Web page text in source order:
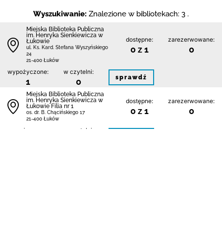
Wyszukiwanie: Znalezione w bibliotekach: 3 .
Miejska Biblioteka Publiczna
im. Henryka Sienkiewicza w
Łukowie
ul. Ks. Kard. Stefana Wyszyńskiego
24
21-400 Łuków
dostępne:
0 z 1
zarezerwowane:
0
wypożyczone:
1
w czytelni:
0 sprawdź
Miejska Biblioteka Publiczna
im. Henryka Sienkiewicza w
Łukowie Filia nr 1
os. dr. B. Chącińskiego 17
21-400 Łuków
dostępne:
0 z 1
zarezerwowane:
0
wypożyczone: w czytelni: